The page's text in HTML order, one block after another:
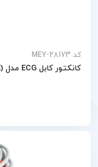
کد MEY-28173
کانکتور کابل ECG مدل (NIHON KOHDEN _ CARDIOLINE)